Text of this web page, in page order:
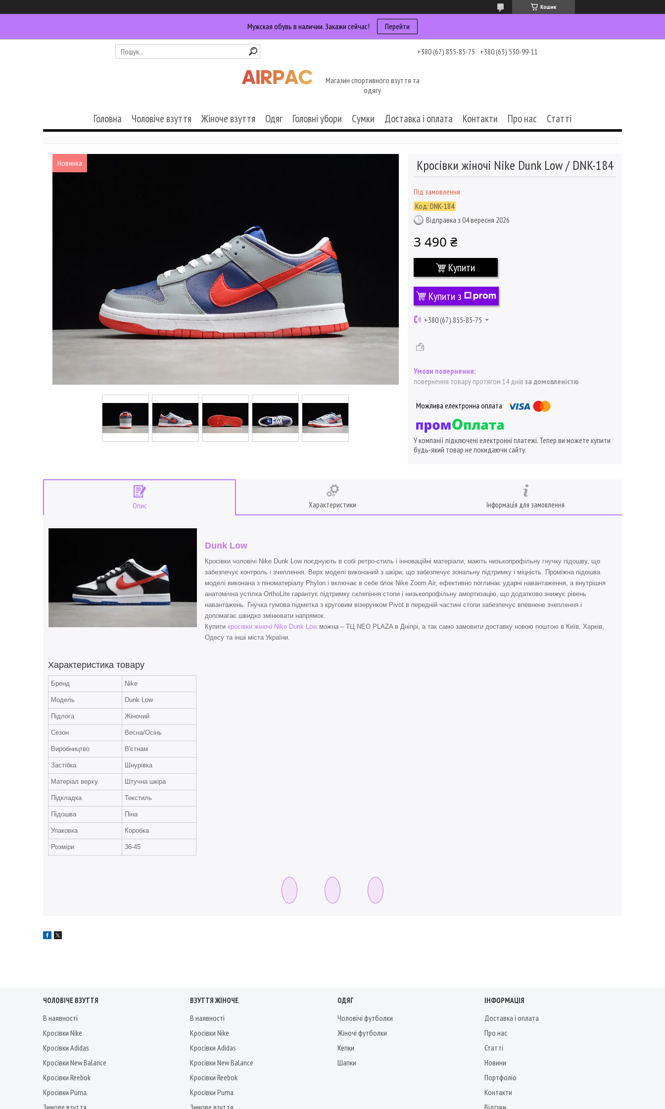
Кошик
Мужская обувь в наличии. Закажи сейчас! Перейти
+380 (67) 855-85-75 +380 (63) 530-99-11
Магазин спортивного взуття та
одягу
Головна Чоловіче взуття Жіноче взуття Одяг Головні убори Сумки Доставка і оплата Контакти Про нас Статті
Новинка Кросівки жіночі Nike Dunk Low / DNK-184
Під замовлення
Код: DNK-184
Відправка з 04 вересня 2026
3 490 ₴
Купити
Купити з
+380 (67) 855-85-75
повернення товару протягом 14 днів за домовленістю
У компанії підключені електронні платежі. Тепер ви можете купити
будь-який товар не покидаючи сайту.
Опис Характеристики Інформація для замовлення
Dunk Low
Кросівки чоловічі Nike Dunk Low поєднують в собі ретро-стиль і інноваційні матеріали, мають низькопрофільну гнучку підошву, що
забезпечує контроль і зчеплення. Верх моделі виконаний з шкіри, що забезпечує зональну підтримку і міцність. Проміжна підошва
моделі виконана з піноматеріалу Phylon і включає в себе блок Nike Zoom Air, ефективно поглинає ударні навантаження, а внутрішня
анатомічна устілка OrthoLite гарантує підтримку склепіння стопи і низькопрофільну амортизацію, що додатково знижує рівень
навантажень. Гнучка гумова підметка з круговим візерунком Pivot в передній частині стопи забезпечує впевнене зчеплення і
допомагає швидко змінювати напрямок.
Купити кросівки жіночі Nike Dunk Lowможна – ТЦ NEO PLAZA в Дніпрі, а так само замовити доставку новою поштою в Київ, Харків,
Одесу та інші міста України.
Характеристика товару
Бренд Nike
Модель Dunk Low
Підлога Жіночий
Сезон Весна/Осінь
Виробництво В'єтнам
Застібка Шнурівка
Матеріал верху Штучна шкіра
Підкладка Текстиль
Підошва Піна
Упаковка Коробка
Розміри 36-45
ЧОЛОВІЧЕ ВЗУТТЯ
В наявності
Кросівки Nike
Кросівки Adidas
Кросівки New Balance
Кросівки Reebok
Кросівки Puma
Зимове взуття
ВЗУТТЯ ЖІНОЧЕ
В наявності
Кросівки Nike
Кросівки Adidas
Кросівки New Balance
Кросівки Reebok
Кросівки Puma
Зимове взуття
ОДЯГ
Чоловічі футболки
Жіночі футболки
Кепки
Шапки
ІНФОРМАЦІЯ
Доставка і оплата
Про нас
Статті
Новини
Портфоліо
Контакти
Відгуки